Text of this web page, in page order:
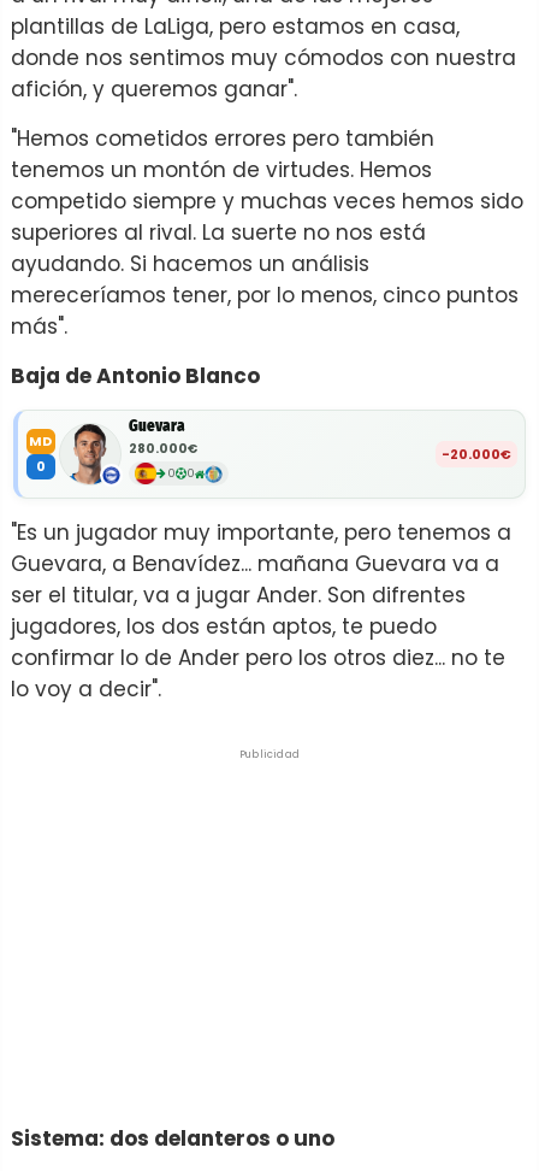
plantillas de LaLiga, pero estamos en casa,
donde nos sentimos muy cómodos con nuestra
afición, y queremos ganar".
"Hemos cometidos errores pero también
tenemos un montón de virtudes. Hemos
competido siempre y muchas veces hemos sido
superiores al rival. La suerte no nos está
ayudando. Si hacemos un análisis
mereceríamos tener, por lo menos, cinco puntos
más".
Baja de Antonio Blanco
MD
0
Guevara
280.000€
0 0
-20.000€
"Es un jugador muy importante, pero tenemos a
Guevara, a Benavídez... mañana Guevara va a
ser el titular, va a jugar Ander. Son difrentes
jugadores, los dos están aptos, te puedo
confirmar lo de Ander pero los otros diez... no te
lo voy a decir".
Publicidad
Sistema: dos delanteros o uno